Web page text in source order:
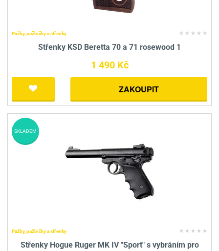
Pažby, pažbičky a střenky
Střenky KSD Beretta 70 a 71 rosewood 1
1 490 Kč
ZAKOUPIT
Pažby, pažbičky a střenky
Střenky Hogue Ruger MK IV "Sport" s vybráním pro
SKLADEM